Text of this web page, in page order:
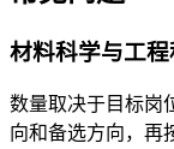
材料科学与工程
数量取决于目标岗
向和备选方向，再